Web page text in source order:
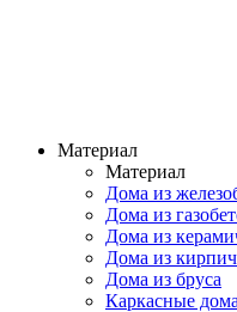
Материал
Материал
Дома из
Дома из
Дома из
Дома из
Дома из бруса
Каркасные дома